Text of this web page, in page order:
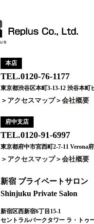
本店
TEL.0120-76-1177
東京都渋谷区本町3-13-12 渋谷本町
アクセスマップ 会社概要
府中支店
TEL.0120-91-6997
東京都府中市宮西町2-7-11 Verona
アクセスマップ 会社概要
新宿 プライベートサロン
Shinjuku Private Salon
新宿区西新宿6丁目15-1
セントラルパークタワー ラ・トゥ